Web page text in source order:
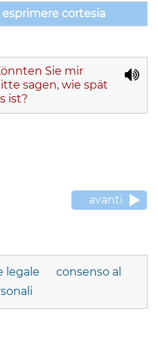
esprimere cortesia
Sie mir
sagen, wie spät
ist?
avanti
legale
consenso al